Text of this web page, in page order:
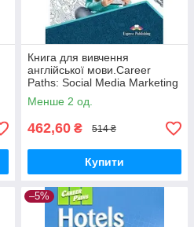
Книга для вивчення
англійської мови.Career
Paths: Social Media Marketing
SB
Менше 2 од.
462,60 ₴ 514 ₴
Купити
–5%